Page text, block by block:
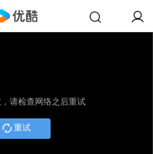
请检查网络之后重试
重试